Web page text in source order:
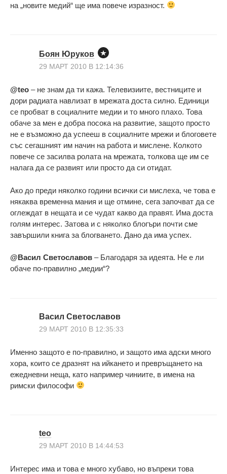
на „новите медий“ ще има повече изразност.
Боян Юруков
29 МАРТ 2010 В 12:14:36
@teo – не знам да ти кажа. Телевизиите, вестниците и
дори радиата навлизат в мрежата доста силно. Единици
се пробват в социалните медии и то много плахо. Това
обаче за мен е добра посока на развитие, защото просто
не е възможно да успееш в социалните мрежи и блоговете
със сегашният им начин на работа и мислене. Колкото
повече се засилва ролата на мрежата, толкова ще им се
налага да се развият или просто да си отидат.
Ако до преди няколко години всички си мислеха, че това е
някаква временна мания и ще отмине, сега започват да се
оглеждат в нещата и се чудат какво да правят. Има доста
голям интерес. Затова и с няколко блогъри почти сме
завършили книга за блогването. Дано да има успех.
@Васил Светославов – Благодаря за идеята. Не е ли
обаче по-правилно „медии“?
Васил Светославов
29 МАРТ 2010 В 12:35:33
Именно защото е по-правилно, и защото има адски много
хора, които се дразнят на ийкането и превръщането на
ежедневни неща, като например чиниите, в имена на
римски философи
teo
29 МАРТ 2010 В 14:44:53
Интерес има и това е много хубаво, но въпреки това